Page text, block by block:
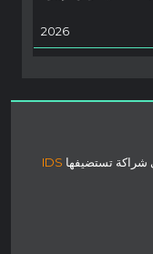
2026
شراكة تستضيفها IDS